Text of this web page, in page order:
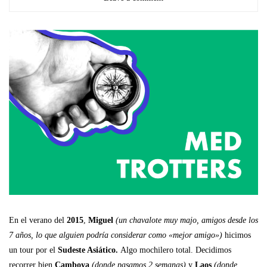
En el verano del 2015, Miguel (un chavalote muy majo, amigos desde los
7 años, lo que alguien podría considerar como «mejor amigo») hicimos
un tour por el Sudeste Asiático. Algo mochilero total. Decidimos
recorrer bien Camboya (donde pasamos 2 semanas) y Laos (donde